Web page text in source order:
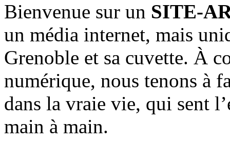
Bienvenue sur un SITE-
un média internet, mais
Grenoble et sa cuvette. À
numérique, nous tenons à
dans la vraie vie, qui sent
main à main.